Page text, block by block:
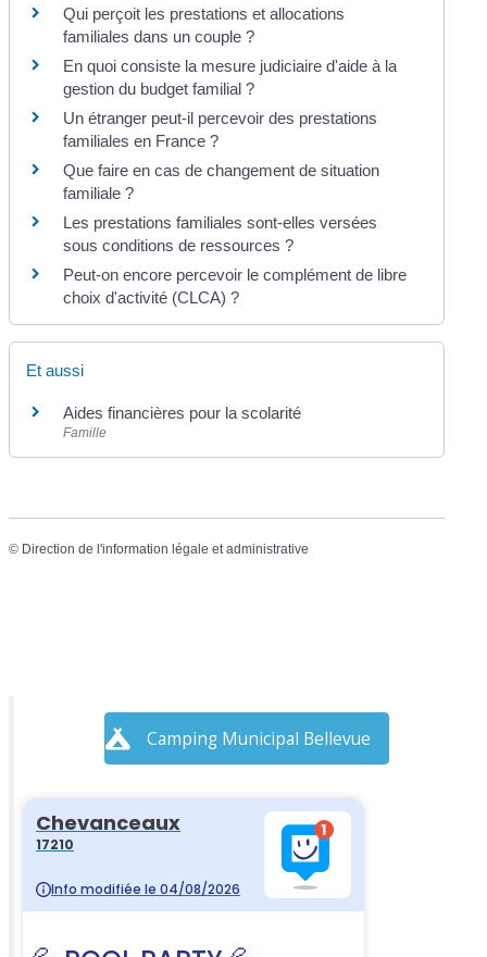
Qui perçoit les prestations et allocations
familiales dans un couple ?
En quoi consiste la mesure judiciaire d'aide à la
gestion du budget familial ?
Un étranger peut-il percevoir des prestations
familiales en France ?
Que faire en cas de changement de situation
familiale ?
Les prestations familiales sont-elles versées
sous conditions de ressources ?
Peut-on encore percevoir le complément de libre
choix d'activité (CLCA) ?
Et aussi
Aides financières pour la scolarité
Famille
© Direction de l'information légale et administrative
Camping Municipal Bellevue